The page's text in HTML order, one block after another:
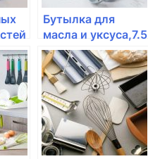
Бутылка для
масла и уксуса,7.5
см, Emile Henry,
цвет: крем